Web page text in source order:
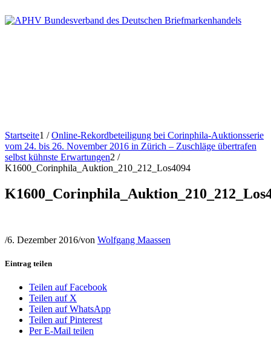
Startseite1 / Online-Rekordbeteiligung bei Corinphila-Auktionsserie
vom 24. bis 26. November 2016 in Zürich – Zuschläge übertrafen
selbst kühnste Erwartungen2 /
K1600_Corinphila_Auktion_210_212_Los4094
/6. Dezember 2016/von Wolfgang Maassen
Eintrag teilen
Teilen auf Facebook
Teilen auf X
Teilen auf WhatsApp
Teilen auf Pinterest
Per E-Mail teilen